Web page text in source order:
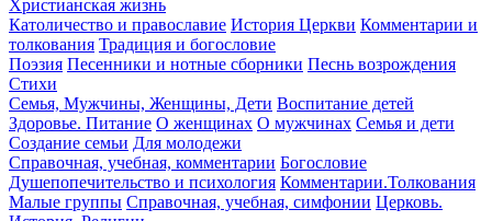
Христианская жизнь
Католичество и православие История Церкви Комментарии и
толкования Традиция и богословие
Поэзия Песенники и нотные сборники Песнь возрождения
Стихи
Семья, Мужчины, Женщины, Дети Воспитание детей
Здоровье. Питание О женщинах О мужчинах Семья и дети
Создание семьи Для молодежи
Справочная, учебная, комментарии Богословие
Душепопечительство и психология Комментарии.Толкования
Малые группы Справочная, учебная, симфонии Церковь.